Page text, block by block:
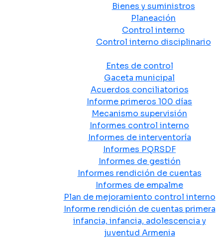
Bienes y suministros
Planeación
Control interno
Control interno disciplinario
Entes de control
Gaceta municipal
Acuerdos conciliatorios
Informe primeros 100 días
Mecanismo supervisión
Informes control interno
Informes de interventoría
Informes PQRSDF
Informes de gestión
Informes rendición de cuentas
Informes de empalme
Plan de mejoramiento control interno
Informe rendición de cuentas primera
infancia, infancia, adolescencia y
juventud Armenia